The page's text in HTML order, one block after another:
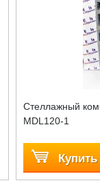
Стеллажный
MDL120-1
Купить